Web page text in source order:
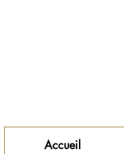
Accueil